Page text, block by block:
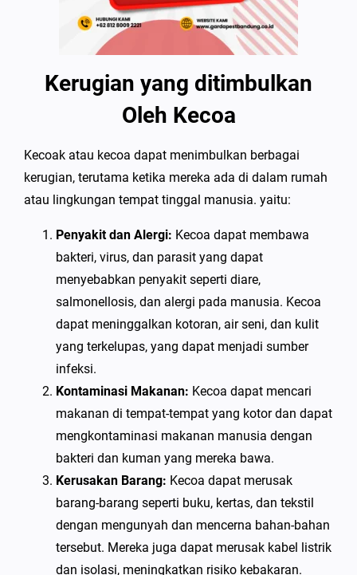
Kerugian yang ditimbulkan
Oleh Kecoa
Kecoak atau kecoa dapat menimbulkan berbagai
kerugian, terutama ketika mereka ada di dalam rumah
atau lingkungan tempat tinggal manusia. yaitu:
Penyakit dan Alergi: Kecoa dapat membawa
bakteri, virus, dan parasit yang dapat
menyebabkan penyakit seperti diare,
salmonellosis, dan alergi pada manusia. Kecoa
dapat meninggalkan kotoran, air seni, dan kulit
yang terkelupas, yang dapat menjadi sumber
infeksi.
Kontaminasi Makanan: Kecoa dapat mencari
makanan di tempat-tempat yang kotor dan dapat
mengkontaminasi makanan manusia dengan
bakteri dan kuman yang mereka bawa.
Kerusakan Barang: Kecoa dapat merusak
barang-barang seperti buku, kertas, dan tekstil
dengan mengunyah dan mencerna bahan-bahan
tersebut. Mereka juga dapat merusak kabel listrik
dan isolasi, meningkatkan risiko kebakaran.